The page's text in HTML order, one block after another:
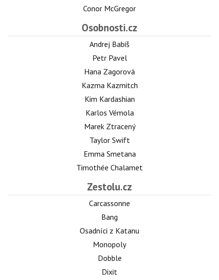
Conor McGregor
Osobnosti.cz
Andrej Babiš
Petr Pavel
Hana Zagorová
Kazma Kazmitch
Kim Kardashian
Karlos Vémola
Marek Ztracený
Taylor Swift
Emma Smetana
Timothée Chalamet
Zestolu.cz
Carcassonne
Bang
Osadníci z Katanu
Monopoly
Dobble
Dixit